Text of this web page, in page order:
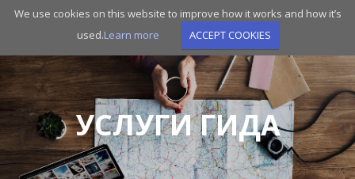
We use cookies on this website to improve how it works and how it’s
used.Learn more ACCEPT COOKIES
Skip
navigation
УСЛУГИ ГИДА